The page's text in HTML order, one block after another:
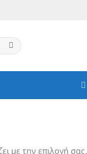
με την επιλογή σας.